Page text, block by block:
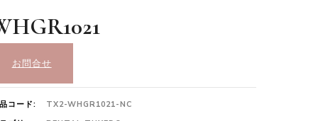
お問合せ
コード:
TX2-WHGR1021-NC